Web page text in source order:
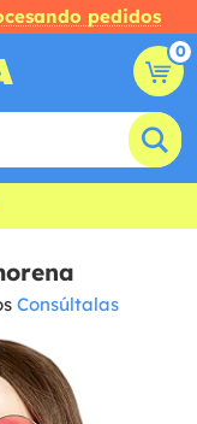
pedidos
0
Consúltalas